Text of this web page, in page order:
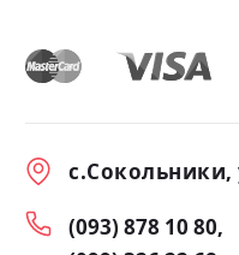
с.Сокольники,
(093) 878 10 80